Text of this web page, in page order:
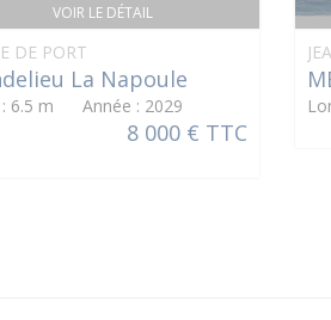
VOIR LE DÉTAIL
DE PORT
La Napoule
: 6.5 m Année : 2029
8 000 € TTC